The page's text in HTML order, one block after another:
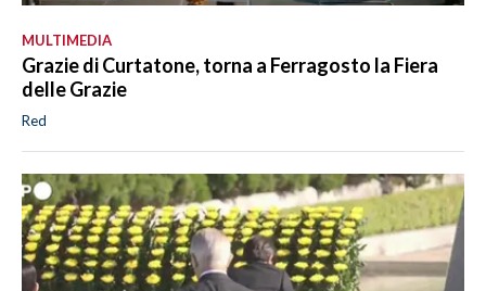
MULTIMEDIA
Grazie di Curtatone, torna a Ferragosto la Fiera
delle Grazie
Red